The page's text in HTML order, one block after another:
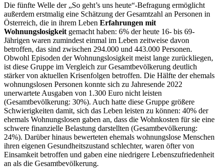
Die fünfte Welle der „So geht’s uns heute“-Befragung ermöglicht
außerdem erstmalig eine Schätzung der Gesamtzahl an Personen in
Österreich, die in ihrem Leben Erfahrungen mit
Wohnungslosigkeit gemacht haben: 6% der heute 16- bis 69-
Jährigen waren zumindest einmal im Leben zeitweise davon
betroffen, das sind zwischen 294.000 und 443.000 Personen.
Obwohl Episoden der Wohnungslosigkeit meist lange zurückliegen,
ist diese Gruppe im Vergleich zur Gesamtbevölkerung deutlich
stärker von aktuellen Krisenfolgen betroffen. Die Hälfte der ehemals
wohnungslosen Personen konnte sich zu Jahresende 2022
unerwartete Ausgaben von 1.300 Euro nicht leisten
(Gesamtbevölkerung: 30%). Auch hatte diese Gruppe größere
Schwierigkeiten damit, sich das Leben leisten zu können: 40% der
ehemals Wohnungslosen gaben an, dass die Wohnkosten für sie eine
schwere finanzielle Belastung darstellten (Gesamtbevölkerung:
24%). Darüber hinaus bewerteten ehemals wohnungslose Menschen
ihren eigenen Gesundheitszustand schlechter, waren öfter von
Einsamkeit betroffen und gaben eine niedrigere Lebenszufriedenheit
an als die Gesamtbevölkerung.